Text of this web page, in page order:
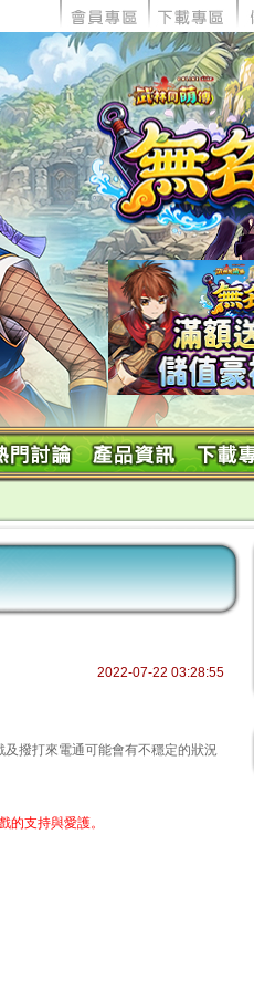
2022-07-22 03:28:55
撥打來電通可能會有不穩定的狀況
的支持與愛護。